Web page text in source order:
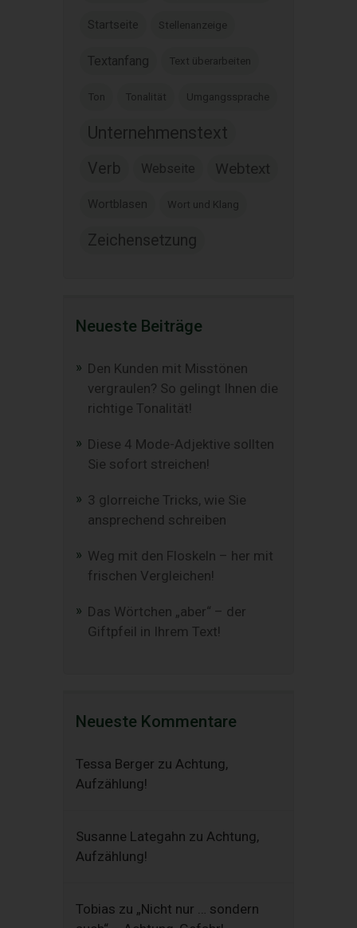
Startseite Stellenanzeige
Textanfang Text überarbeiten
Ton Tonalität Umgangssprache
Unternehmenstext
Verb Webseite Webtext
Wortblasen Wort und Klang
Zeichensetzung
Neueste Beiträge
Den Kunden mit Misstönen
vergraulen? So gelingt Ihnen die
richtige Tonalität!
Diese 4 Mode-Adjektive sollten
Sie sofort streichen!
3 glorreiche Tricks, wie Sie
ansprechend schreiben
Weg mit den Floskeln – her mit
frischen Vergleichen!
Das Wörtchen „aber“ – der
Giftpfeil in Ihrem Text!
Neueste Kommentare
Tessa Berger zu Achtung,
Aufzählung!
Susanne Lategahn zu Achtung,
Aufzählung!
Tobias zu „Nicht nur … sondern